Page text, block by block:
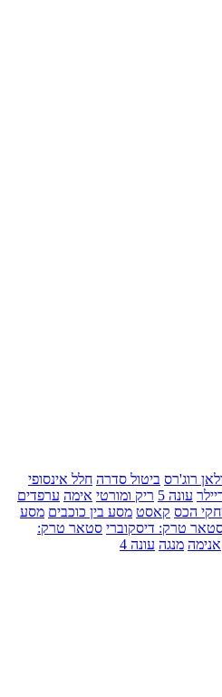
רוג'רס ביטול סדרה חלל אינסופי
עונה 5 ריק ומורטי אימה ערפדים
הכס קאסט מסע בין כוכבים מסע
טרק: דיסקוברי סטאר טרק:
אנימה מנגה עונה 4